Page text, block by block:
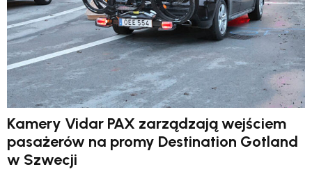
Kamery Vidar PAX zarządzają wejściem
pasażerów na promy Destination Gotland
w Szwecji